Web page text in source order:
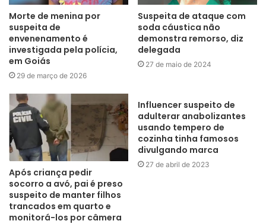
Morte de menina por
suspeita de
envenenamento é
investigada pela polícia,
em Goiás
29 de março de 2026
Suspeita de ataque com
soda cáustica não
demonstra remorso, diz
delegada
27 de maio de 2024
Após criança pedir
socorro a avó, pai é preso
suspeito de manter filhos
trancados em quarto e
monitorá-los por câmera
Influencer suspeito de
adulterar anabolizantes
usando tempero de
cozinha tinha famosos
divulgando marca
27 de abril de 2023